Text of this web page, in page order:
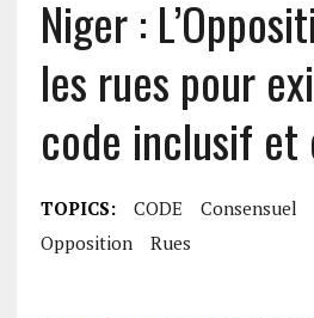
Niger :
les rues pour
code inclusif et
TOPICS: CODE Consensuel
Opposition
Rues